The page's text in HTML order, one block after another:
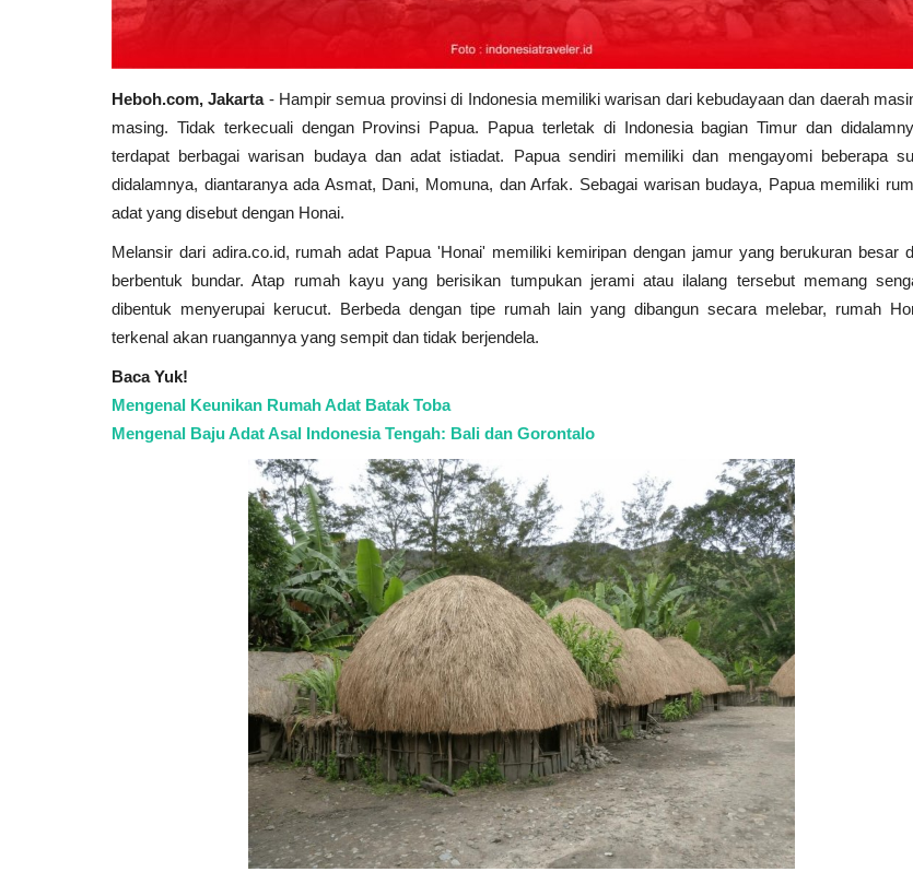
Heboh.com, Jakarta- Hampir semua provinsi di Indonesia memiliki warisan dari kebudayaan dan daerah
masing. Tidak terkecuali dengan Provinsi Papua. Papua terletak di Indonesia bagian Timur dan
terdapat berbagai warisan budaya dan adat istiadat. Papua sendiri memiliki dan mengayomi beberapa
didalamnya, diantaranya ada Asmat, Dani, Momuna, dan Arfak. Sebagai warisan budaya, Papua memiliki
adat yang disebut dengan Honai.
Melansir dari adira.co.id, rumah adat Papua 'Honai' memiliki kemiripan dengan jamur yang berukuran besar
berbentuk bundar. Atap rumah kayu yang berisikan tumpukan jerami atau ilalang tersebut memang
dibentuk menyerupai kerucut. Berbeda dengan tipe rumah lain yang dibangun secara melebar, rumah
terkenal akan ruangannya yang sempit dan tidak berjendela.
Baca Yuk!
Mengenal Keunikan Rumah Adat Batak Toba
Mengenal Baju Adat Asal Indonesia Tengah: Bali dan Gorontalo